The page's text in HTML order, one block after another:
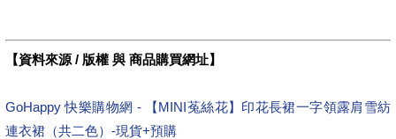
【資料來源 / 版權 與 商品購買網址】
GoHappy 快樂購物網 - 【MINI菟絲花】印花長裙一字領露肩雪紡
連衣裙（共二色）-現貨+預購